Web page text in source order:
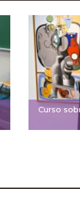
Curso